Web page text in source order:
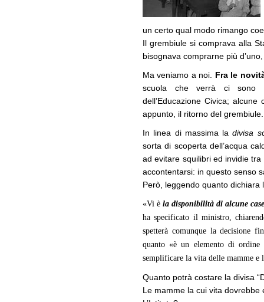
un certo qual modo rimango
Il grembiule si comprava alla
bisognava comprarne più
Ma veniamo a noi. Fra le
scuola che verrà ci sono
dell’Educazione Civica;
appunto, il ritorno del grembiule.
In linea di massima ladivisa
sorta di scoperta dell’acqua
ad evitare squilibri ed invidie
accontentarsi: in questo senso
Però, leggendo quanto
«Vi è la disponibilità di alcune
ha specificato il ministro,
spetterà comunque la decisione
quanto «è un elemento di
semplificare la vita delle mamme e
Quanto potrà costare la divisa
Le mamme la cui vita dovrebbe